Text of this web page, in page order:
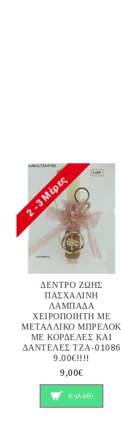
ΔΕΝΤΡΟ ΖΩΗΣ
ΠΑΣΧΑΛΙΝΗ
ΛΑΜΠΑΔΑ
ΧΕΙΡΟΠΟΙΗΤΗ ΜΕ
ΜΕΤΑΛΛΙΚΟ ΜΠΡΕΛΟΚ
ΜΕ ΚΟΡΔΕΛΕΣ ΚΑΙ
ΔΑΝΤΕΛΕΣ ΤΖΑ-01086
9.00€!!!!
9,00€
Καλάθι